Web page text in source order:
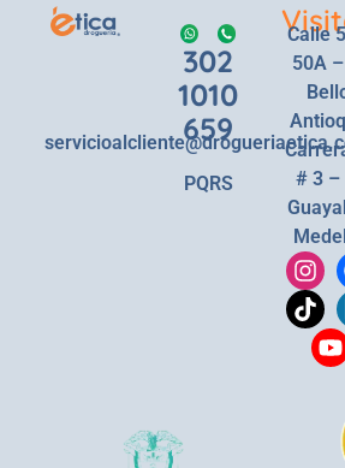
302
1010
659
PQRS
Calle
50A
# 3 –